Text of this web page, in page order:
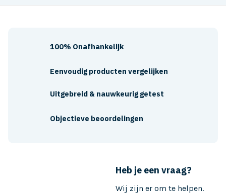
Heb je een vraag?
Wij zijn er om te helpen.
100% Onafhankelijk
Eenvoudig producten vergelijken
Uitgebreid & nauwkeurig getest
Objectieve beoordelingen